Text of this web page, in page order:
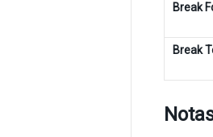
Break
Break